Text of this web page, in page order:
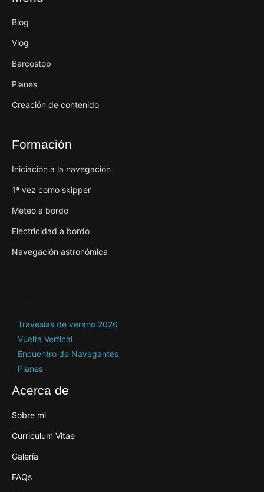
Blog
Vlog
Barcostop
Planes
Creación de contenido
Formación
Iniciación a la navegación
1ª vez como skipper
Meteo a bordo
Electricidad a bordo
Navegación astronómica
Travesías de verano 2026
Vuelta Vertical
Encuentro de Navegantes
Planes
Acerca de
Sobre mi
Curriculum Vitae
Galería
FAQs